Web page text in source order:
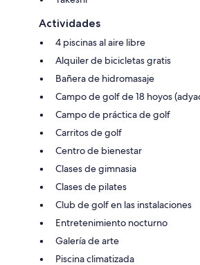
Actividades
4 piscinas al aire libre
Alquiler de bicicletas gratis
Bañera de hidromasaje
Campo de golf de 18 hoyos
Campo de práctica de golf
Carritos de golf
Centro de bienestar
Clases de gimnasia
Clases de pilates
Club de golf en las instalaciones
Entretenimiento nocturno
Galería de arte
Piscina climatizada